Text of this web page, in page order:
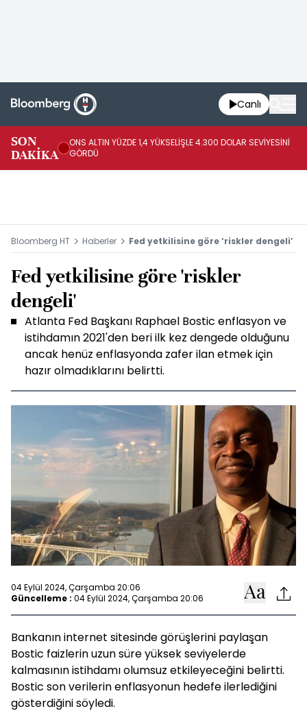
Canlı
SON
DAKİKA
ONS ALTIN YÜZDE 1,4 YÜKSELİŞLE 4.300 DOLAR SEVİYESİNİ
GÖRDÜ
Bloomberg HT Haberler Fed yetkilisine göre ‘riskler dengeli’
Fed yetkilisine göre 'riskler
dengeli'
Atlanta Fed Başkanı Raphael Bostic enflasyon ve
istihdamın 2021'den beri ilk kez dengede olduğunu
ancak henüz enflasyonda zafer ilan etmek için
hazır olmadıklarını belirtti.
04 Eylül 2024, Çarşamba 20:06
Güncelleme : 04 Eylül 2024, Çarşamba 20:06
Bankanın internet sitesinde görüşlerini paylaşan
Bostic faizlerin uzun süre yüksek seviyelerde
kalmasının istihdamı olumsuz etkileyeceğini belirtti.
Bostic son verilerin enflasyonun hedefe ilerlediğini
gösterdiğini söyledi.